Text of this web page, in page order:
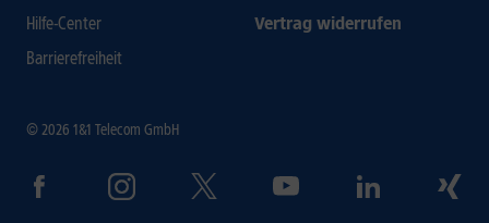
Hilfe-Center
Barrierefreiheit
Vertrag widerrufen
© 2026 1&1 Telecom GmbH